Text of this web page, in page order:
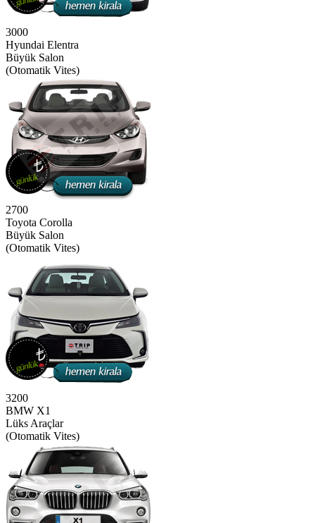
3000
Hyundai Elentra
Büyük Salon
(Otomatik Vites)
2700
Toyota Corolla
Büyük Salon
(Otomatik Vites)
3200
BMW X1
Lüks Araçlar
(Otomatik Vites)